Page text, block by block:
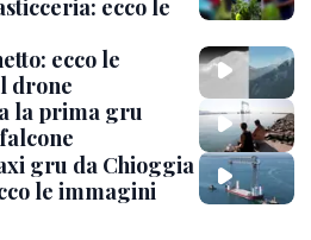
ecco le
ecco le
drone
la prima gru
gru da Chioggia
le immagini